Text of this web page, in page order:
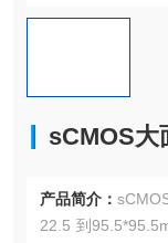
sCMOS大
产品简介：
22.5 到